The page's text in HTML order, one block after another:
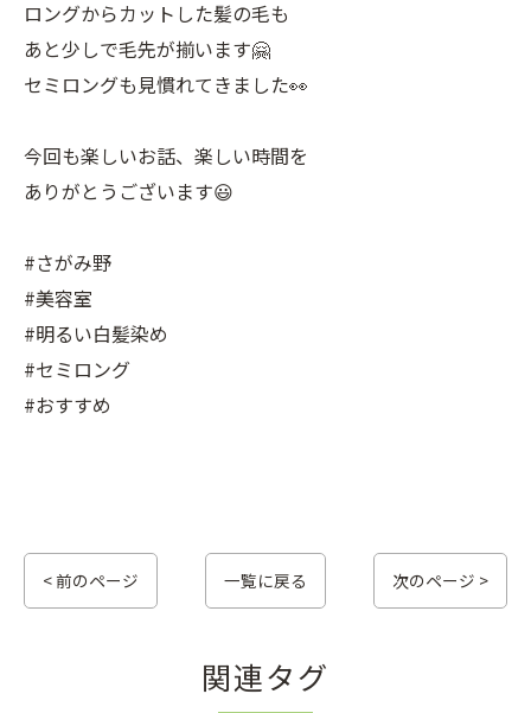
ロングからカットした髪の毛も
あと少しで毛先が揃います🤗
セミロングも見慣れてきました👀
今回も楽しいお話、楽しい時間を
ありがとうございます😃
#さがみ野
#美容室
#明るい白髪染め
#セミロング
#おすすめ
< 前のページ 一覧に戻る 次のページ >
関連タグ